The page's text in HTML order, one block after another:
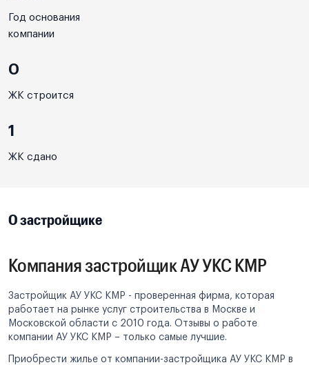
Год основания
компании
0
ЖК строится
1
ЖК сдано
О застройщике
Компания застройщик АУ УКС КМР
Застройщик АУ УКС КМР - проверенная фирма, которая
работает на рынке услуг строительства в Москве и
Московской области с 2010 года. Отзывы о работе
компании АУ УКС КМР – только самые лучшие.
Приобрести жилье от компании-застройщика АУ УКС КМР в